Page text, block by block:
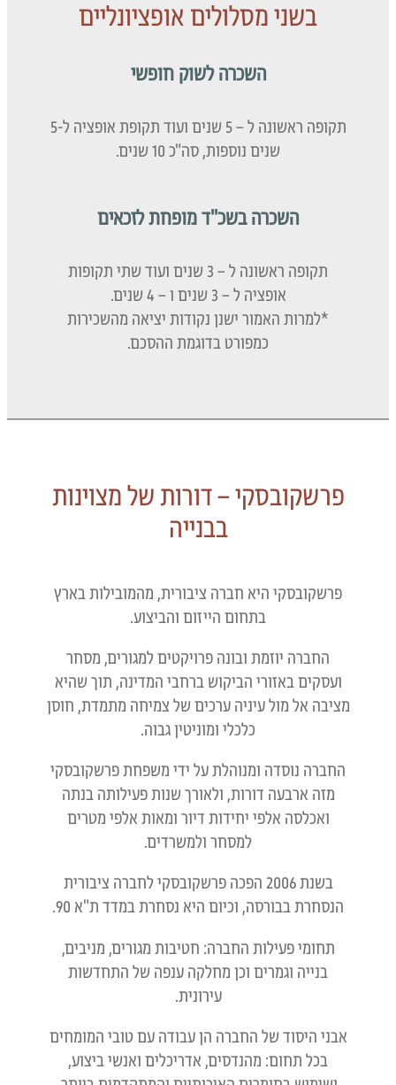
בשני מסלולים אופציונליים
השכרה לשוק חופשי
תקופה ראשונה ל – 5 שנים ועוד תקופת אופציה ל-5
שנים נוספות, סה"כ 10 שנים.
השכרה בשכ"ד מופחת לזכאים
תקופה ראשונה ל – 3 שנים ועוד שתי תקופות
אופציה ל – 3 שנים ו – 4 שנים.
*למרות האמור ישנן נקודות יציאה מהשכירות
כמפורט בדוגמת ההסכם.
פרשקובסקי – דורות של מצוינות
בבנייה
פרשקובסקי היא חברה ציבורית, מהמובילות בארץ
בתחום הייזום והביצוע.
החברה יוזמת ובונה פרויקטים למגורים, מסחר
ועסקים באזורי הביקוש ברחבי המדינה, תוך שהיא
מציבה אל מול עיניה ערכים של צמיחה מתמדת, חוסן
כלכלי ומוניטין גבוה.
החברה נוסדה ומנוהלת על ידי משפחת פרשקובסקי
מזה ארבעה דורות, ולאורך שנות פעילותה בנתה
ואכלסה אלפי יחידות דיור ומאות אלפי מטרים
למסחר ולמשרדים.
בשנת 2006 הפכה פרשקובסקי לחברה ציבורית
הנסחרת בבורסה, וכיום היא נסחרת במדד ת"א 90.
תחומי פעילות החברה: חטיבות מגורים, מניבים,
בנייה וגמרים וכן מחלקה ענפה של התחדשות
עירונית.
אבני היסוד של החברה הן עבודה עם טובי המומחים
בכל תחום: מהנדסים, אדריכלים ואנשי ביצוע,